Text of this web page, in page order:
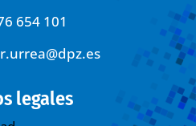
654 101
legales